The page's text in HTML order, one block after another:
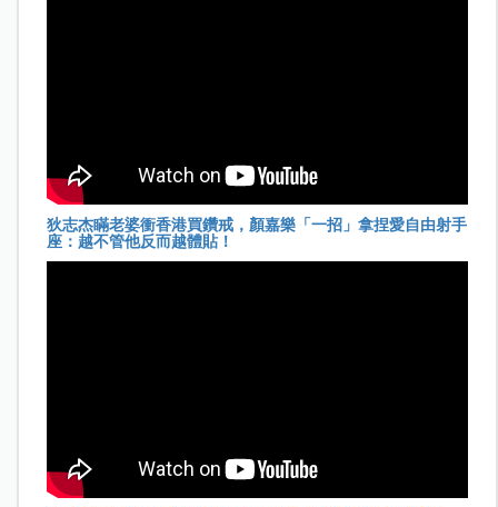
狄志杰瞞老婆衝香港買鑽戒，顏嘉樂「一招」拿捏愛自由射手
座：越不管他反而越體貼！